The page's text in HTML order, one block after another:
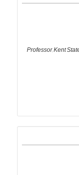
Professor, Kent